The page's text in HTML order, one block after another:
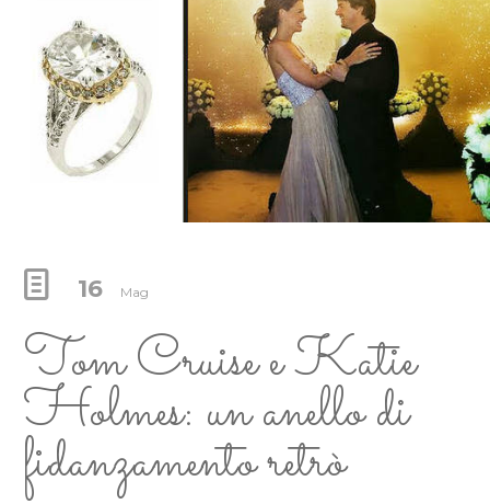
16 Mag
Tom Cruise e Katie
Holmes: un anello di
fidanzamento retrò